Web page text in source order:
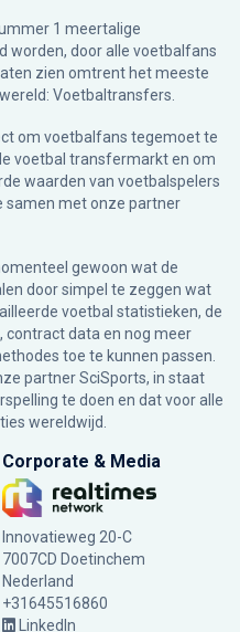
1 meertalige
worden, door alle voetbalfans
zien omtrent het meeste
Voetbaltransfers.
om voetbalfans tegemoet te
voetbal transfermarkt en om
waarden van voetbalspelers
samen met onze partner
gewoon wat de
door simpel te zeggen wat
voetbal statistieken, de
contract data en nog meer
toe te kunnen passen.
partner SciSports, in staat
te doen en dat voor alle
wereldwijd.
Corporate & Media
Innovatieweg 20-C
7007CD Doetinchem
Nederland
+31645516860
LinkedIn